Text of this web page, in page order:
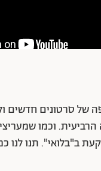
של סרטונים חדשים
וכמו
ב"בלואי". תנו לנו